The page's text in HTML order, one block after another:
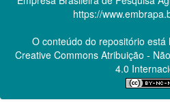
https://
O conteúdo do repositório está
Creative CommonsAtribuição -
4.0